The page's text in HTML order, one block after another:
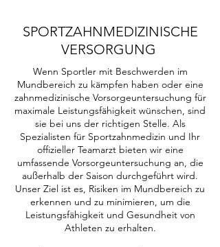
SPORTZAHNMEDIZINISCHE
VERSORGUNG
Wenn Sportler mit Beschwerden im
Mundbereich zu kämpfen haben oder eine
zahnmedizinische Vorsorgeuntersuchung für
maximale Leistungsfähigkeit wünschen, sind
sie bei uns der richtigen Stelle. Als
Spezialisten für Sportzahnmedizin und Ihr
offizieller Teamarzt bieten wir eine
umfassende Vorsorgeuntersuchung an, die
außerhalb der Saison durchgeführt wird.
Unser Ziel ist es, Risiken im Mundbereich zu
erkennen und zu minimieren, um die
Leistungsfähigkeit und Gesundheit von
Athleten zu erhalten.